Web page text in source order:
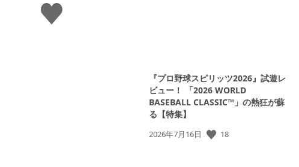
い
い
『プロ野球スピリッツ2026』試遊レ
ビュー！ 「2026 WORLD
BASEBALL CLASSIC™」の熱狂が蘇
る【特集】
公
2026年7月16日 18